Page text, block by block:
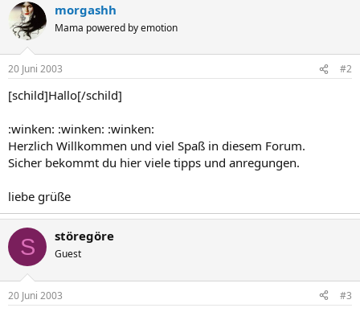
morgashh
Mama powered by emotion
20 Juni 2003 #2
[schild]Hallo[/schild]
:winken: :winken: :winken:
Herzlich Willkommen und viel Spaß in diesem Forum.
Sicher bekommt du hier viele tipps und anregungen.
liebe grüße
S störegöre
Guest
20 Juni 2003 #3